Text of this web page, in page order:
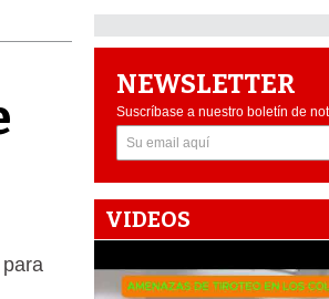
NEWSLETTER
Suscríbase a nuestro boletín de
VIDEOS